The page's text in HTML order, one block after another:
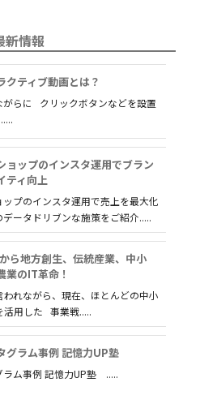
新情報
クティブ動画とは？
がらに クリックボタンなどを設置
ョップのインスタ運用でブラン
ティ向上
ップのインスタ運用で売上を最大化
データドリブンな施策をご紹介.....
ら地方創生、伝統産業、中小
業のIT革命！
われながら、現在、ほとんどの中小
活用した 事業戦.....
グラム事例 記憶力UP塾
ラム事例 記憶力UP塾 .....